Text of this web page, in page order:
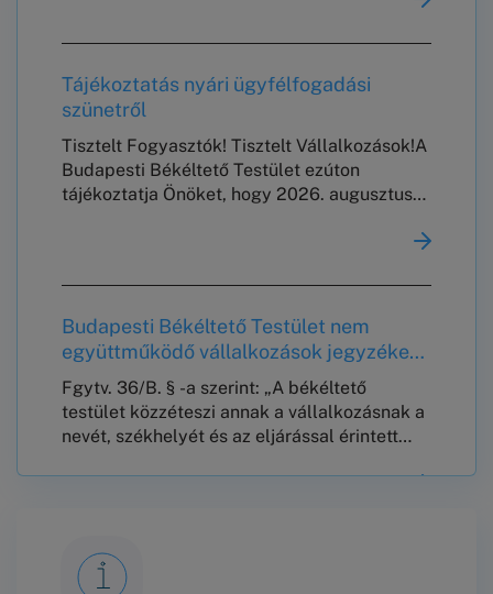
Tájékoztatás nyári ügyfélfogadási
szünetről
Tisztelt Fogyasztók! Tisztelt Vállalkozások!A
Budapesti Békéltető Testület ezúton
tájékoztatja Önöket, hogy 2026. augusztus
szünetel.2026. augusztus 24-től a szokásos
ügyfélfogadási rendben várjuk
Önöket!Köszönjük a megértést!
Üdvözlettel,Budapesti Békéltető Testület
Budapesti Békéltető Testület nem
együttműködő vállalkozások jegyzéke
2026. január 15. – 2026. július 15-ig.
Fgytv. 36/B. § -a szerint: „A békéltető
testület közzéteszi annak a vállalkozásnak a
nevét, székhelyét és az eljárással érintett
tartalmú – nyilatkozatot és a kitűzött
meghallgatáson nem jelent meg, ilyen